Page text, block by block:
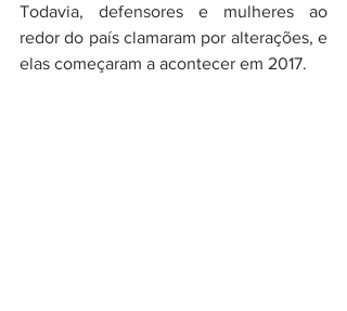
Todavia, defensores e mulheres ao
redor do país clamaram por alterações, e
elas começaram a acontecer em 2017.